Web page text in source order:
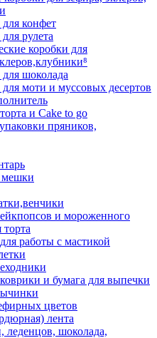
конфет
рулета
коробки для
шоколада
моти и муссовых десертов
и Cake to go
пряников,
мешки
и мороженного
работы с мастикой
и бумага для выпечки
цветов
лента
шоколада,